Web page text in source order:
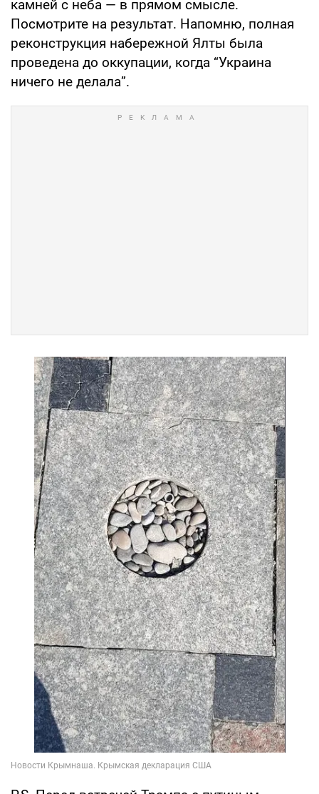
камней с неба — в прямом смысле.
Посмотрите на результат. Напомню, полная
реконструкция набережной Ялты была
проведена до оккупации, когда “Украина
ничего не делала”.